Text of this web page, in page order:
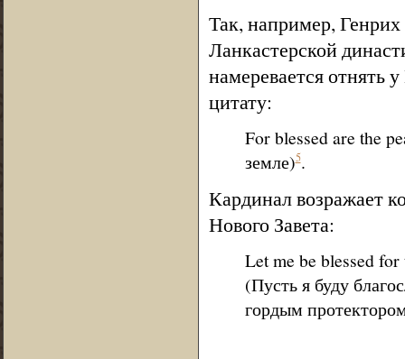
Так, например,
Ланкастерской
намеревается отнять
цитату:
For blessed are the
земле)5.
Кардинал возражает
Нового Завета:
Let me be blessed
(Пусть я буду
гордым